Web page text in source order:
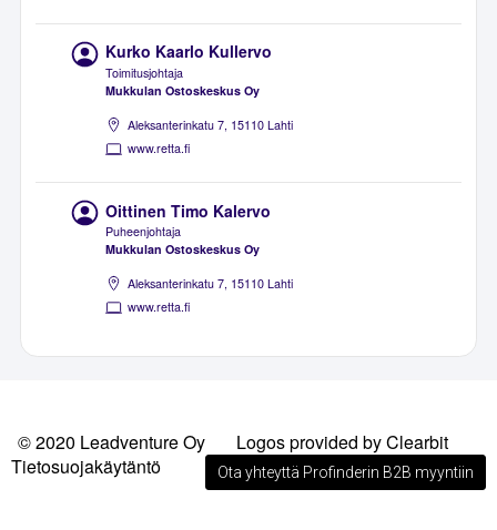
Kurko Kaarlo Kullervo
Toimitusjohtaja
Mukkulan Ostoskeskus Oy
Aleksanterinkatu 7, 15110 Lahti
www.retta.fi
Oittinen Timo Kalervo
Puheenjohtaja
Mukkulan Ostoskeskus Oy
Aleksanterinkatu 7, 15110 Lahti
www.retta.fi
© 2020 Leadventure Oy
Logos provided by Clearbit
Tietosuojakäytäntö
Ota yhteyttä Profinderin B2B myyntiin